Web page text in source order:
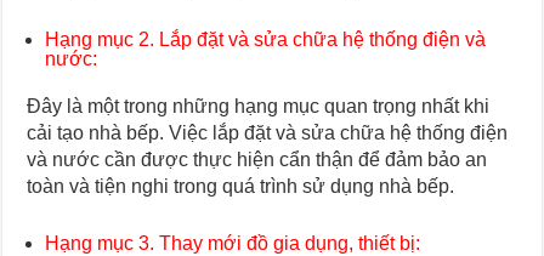
Hạng mục 2. Lắp đặt và sửa chữa hệ thống điện và
nước:
Đây là một trong những hạng mục quan trọng nhất khi
cải tạo nhà bếp. Việc lắp đặt và sửa chữa hệ thống điện
và nước cần được thực hiện cẩn thận để đảm bảo an
toàn và tiện nghi trong quá trình sử dụng nhà bếp.
Hạng mục 3. Thay mới đồ gia dụng, thiết bị: